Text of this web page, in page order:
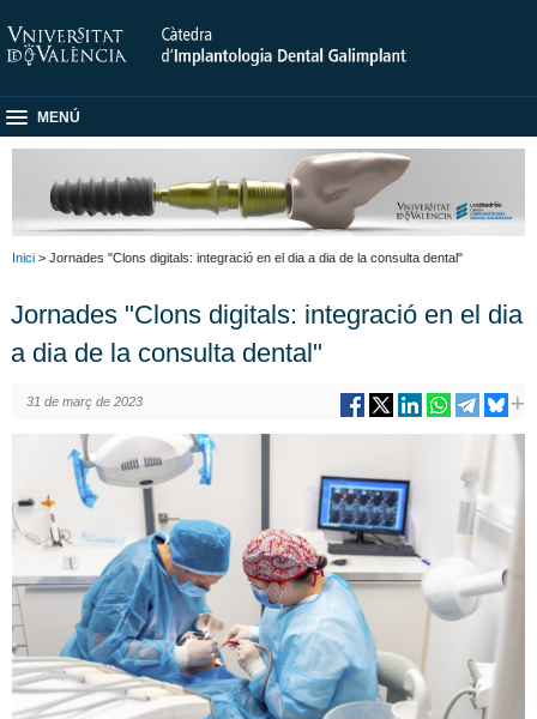
MENÚ
Inici > Jornades "Clons digitals: integració en el dia a dia de la consulta dental"
Jornades "Clons digitals: integració en el dia
a dia de la consulta dental"
31 de març de 2023